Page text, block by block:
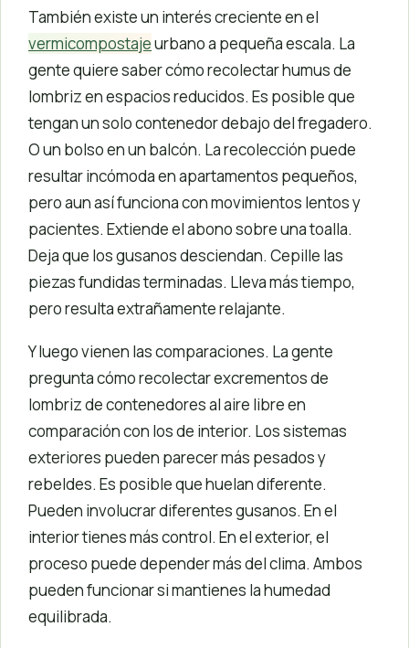
También existe un interés creciente en el
vermicompostajeurbano a pequeña escala. La
gente quiere saber cómo recolectar humus de
lombriz en espacios reducidos. Es posible que
tengan un solo contenedor debajo del fregadero.
O un bolso en un balcón. La recolección puede
resultar incómoda en apartamentos pequeños,
pero aun así funciona con movimientos lentos y
pacientes. Extiende el abono sobre una toalla.
Deja que los gusanos desciendan. Cepille las
piezas fundidas terminadas. Lleva más tiempo,
pero resulta extrañamente relajante.
Y luego vienen las comparaciones. La gente
pregunta cómo recolectar excrementos de
lombriz de contenedores al aire libre en
comparación con los de interior. Los sistemas
exteriores pueden parecer más pesados ​​y
rebeldes. Es posible que huelan diferente.
Pueden involucrar diferentes gusanos. En el
interior tienes más control. En el exterior, el
proceso puede depender más del clima. Ambos
pueden funcionar si mantienes la humedad
equilibrada.